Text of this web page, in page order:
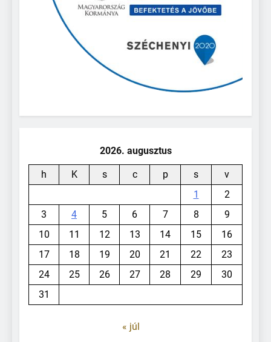
2026. augusztus
h K s c p s
v
1
2
3
4 5 6 7 8
9
10
11 12 13 14 15
16
17
18 19 20 21 22
23
24
25 26 27 28 29
30
31
« júl